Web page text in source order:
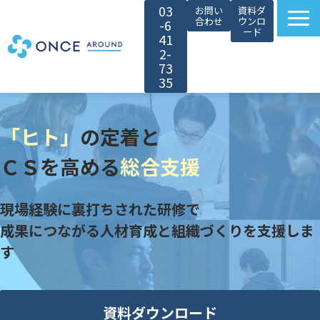
03
-6
41
2-
73
35
お問い
合わせ
資料ダ
ウンロ
ード
選ばれる理由
サービス紹介
対象者別カスタマイズ
導入事例
無料セミナー
お役立ち情報
会社情報
採用情報
「ヒト」 の定着と
ＣＳを高める総合支援
現場経験に裏打ちされた研修で
成果につながる人材育成と組織づくりを支援しま
す
資料ダウンロード